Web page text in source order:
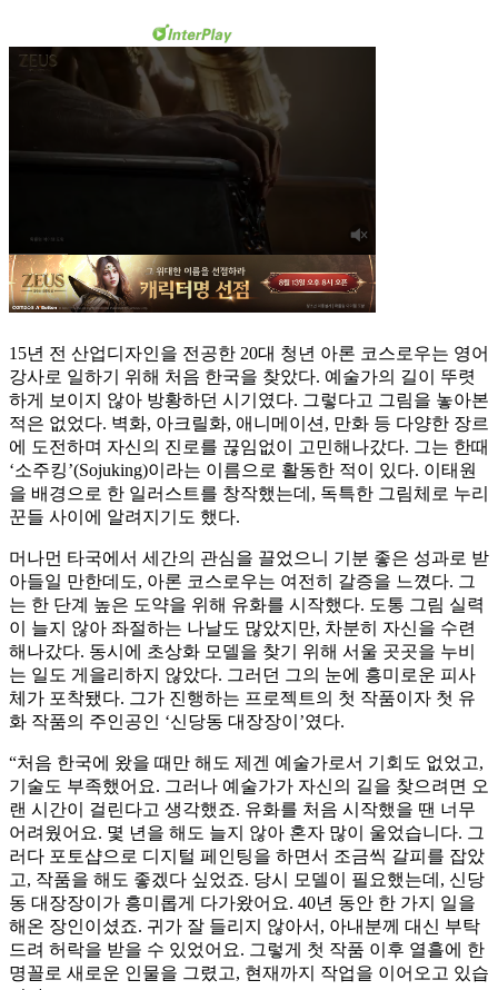
15년 전 산업디자인을 전공한 20대 청년 아론 코스로우는 영어
강사로 일하기 위해 처음 한국을 찾았다. 예술가의 길이 뚜렷
하게 보이지 않아 방황하던 시기였다. 그렇다고 그림을 놓아본
적은 없었다. 벽화, 아크릴화, 애니메이션, 만화 등 다양한 장르
에 도전하며 자신의 진로를 끊임없이 고민해나갔다. 그는 한때
‘소주킹’(Sojuking)이라는 이름으로 활동한 적이 있다. 이태원
을 배경으로 한 일러스트를 창작했는데, 독특한 그림체로 누리
꾼들 사이에 알려지기도 했다.
머나먼 타국에서 세간의 관심을 끌었으니 기분 좋은 성과로 받
아들일 만한데도, 아론 코스로우는 여전히 갈증을 느꼈다. 그
는 한 단계 높은 도약을 위해 유화를 시작했다. 도통 그림 실력
이 늘지 않아 좌절하는 나날도 많았지만, 차분히 자신을 수련
해나갔다. 동시에 초상화 모델을 찾기 위해 서울 곳곳을 누비
는 일도 게을리하지 않았다. 그러던 그의 눈에 흥미로운 피사
체가 포착됐다. 그가 진행하는 프로젝트의 첫 작품이자 첫 유
화 작품의 주인공인 ‘신당동 대장장이’였다.
“처음 한국에 왔을 때만 해도 제겐 예술가로서 기회도 없었고,
기술도 부족했어요. 그러나 예술가가 자신의 길을 찾으려면 오
랜 시간이 걸린다고 생각했죠. 유화를 처음 시작했을 땐 너무
어려웠어요. 몇 년을 해도 늘지 않아 혼자 많이 울었습니다. 그
러다 포토샵으로 디지털 페인팅을 하면서 조금씩 갈피를 잡았
고, 작품을 해도 좋겠다 싶었죠. 당시 모델이 필요했는데, 신당
동 대장장이가 흥미롭게 다가왔어요. 40년 동안 한 가지 일을
해온 장인이셨죠. 귀가 잘 들리지 않아서, 아내분께 대신 부탁
드려 허락을 받을 수 있었어요. 그렇게 첫 작품 이후 열흘에 한
명꼴로 새로운 인물을 그렸고, 현재까지 작업을 이어오고 있습